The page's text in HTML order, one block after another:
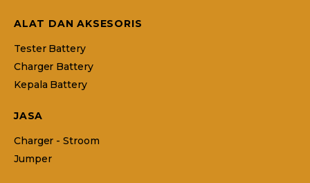
ALAT DAN AKSESORIS
Tester Battery
Charger Battery
Kepala Battery
JASA
Charger - Stroom
Jumper